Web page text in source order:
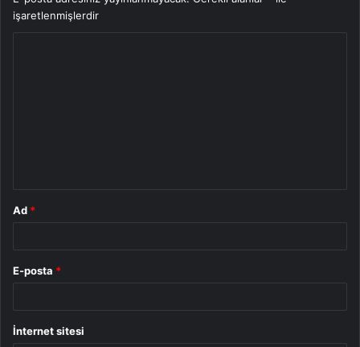
işaretlenmişlerdir
Ad *
E-posta *
İnternet sitesi